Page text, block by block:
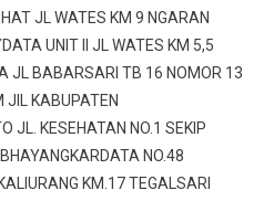
JL WATES KM 9 NGARAN
UNIT II JL WATES KM 5,5
JL BABARSARI TB 16 NOMOR 13
JlL KABUPATEN
JL. KESEHATAN NO.1 SEKIP
NO.48
KM.17 TEGALSARI